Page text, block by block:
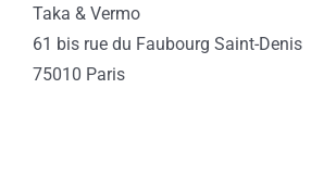
Taka & Vermo
61 bis rue du Faubourg Saint-Denis
75010 Paris